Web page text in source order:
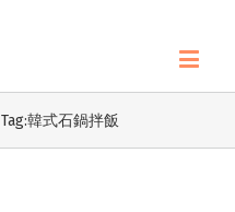
Tag:韓式石鍋拌飯